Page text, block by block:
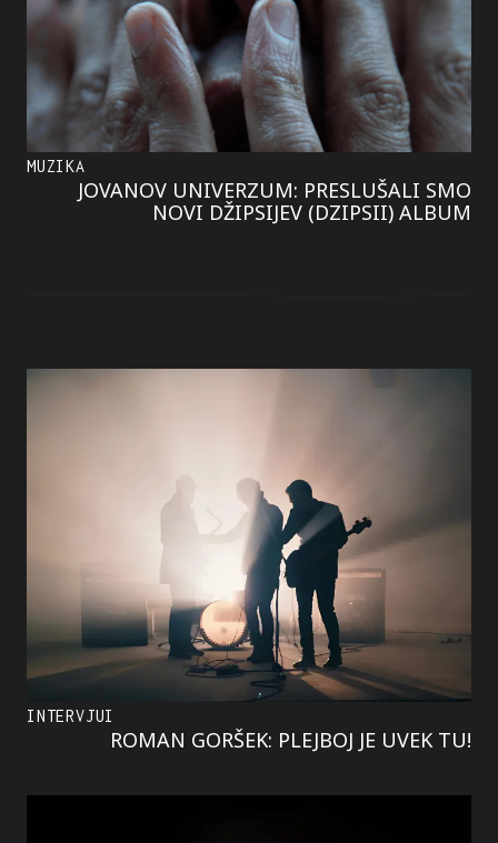
MUZIKA
JOVANOV UNIVERZUM: PRESLUŠALI SMO
NOVI DŽIPSIJEV (DZIPSII) ALBUM
INTERVJUI
ROMAN GORŠEK: PLEJBOJ JE UVEK TU!